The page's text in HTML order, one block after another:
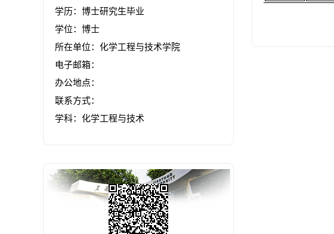
学历：博士研究生毕业
学位：博士
所在单位：化学工程与技术学院
电子邮箱：
办公地点：
联系方式：
学科：化学工程与技术